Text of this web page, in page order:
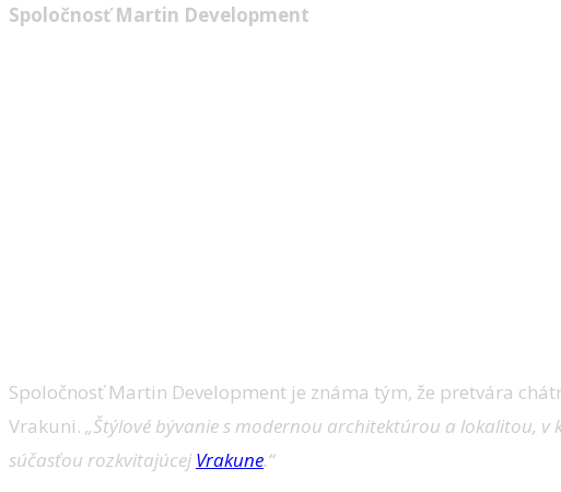
Spoločnosť Martin Development
Spoločnosť Martin Development je známa tým, že pretvára
Vrakuni. „Štýlové bývanie s modernou architektúrou a lokalitou,
súčasťou rozkvitajúcej Vrakune.“